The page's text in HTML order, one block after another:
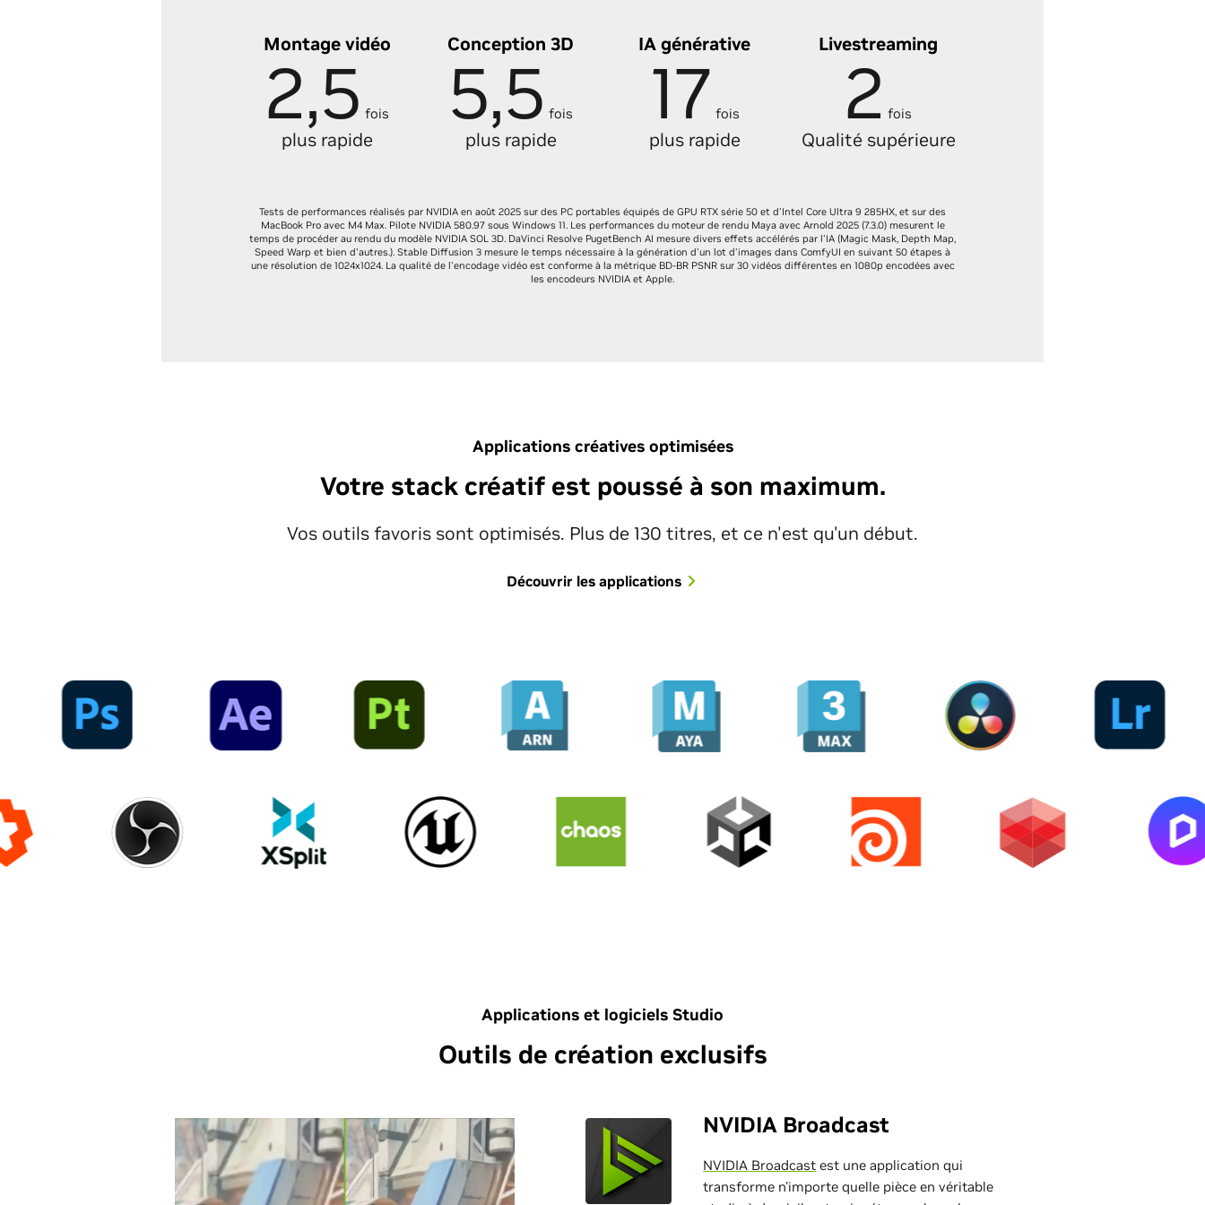
Montage vidéo
2,5 fois
plus rapide
Conception 3D
5,5 fois
plus rapide
IA générative
17 fois
plus rapide
Livestreaming
2 fois
Qualité supérieure
Tests de performances réalisés par NVIDIA en août 2025 sur des PC portables équipés de GPU RTX série 50 et d'Intel Core Ultra 9 285HX, et sur des
MacBook Pro avec M4 Max. Pilote NVIDIA 580.97 sous Windows 11. Les performances du moteur de rendu Maya avec Arnold 2025 (7.3.0) mesurent le
temps de procéder au rendu du modèle NVIDIA SOL 3D. DaVinci Resolve PugetBench AI mesure divers effets accélérés par l'IA (Magic Mask, Depth Map,
Speed Warp et bien d'autres.). Stable Diffusion 3 mesure le temps nécessaire à la génération d'un lot d'images dans ComfyUI en suivant 50 étapes à
une résolution de 1024x1024. La qualité de l'encodage vidéo est conforme à la métrique BD-BR PSNR sur 30 vidéos différentes en 1080p encodées avec
les encodeurs NVIDIA et Apple.
Applications créatives optimisées
Votre stack créatif est poussé à son maximum.
Vos outils favoris sont optimisés. Plus de 130 titres, et ce n'est qu'un début.
Découvrir les applications
Applications et logiciels Studio
Outils de création exclusifs
NVIDIA Broadcast
NVIDIA Broadcast est une application qui
transforme n'importe quelle pièce en véritable